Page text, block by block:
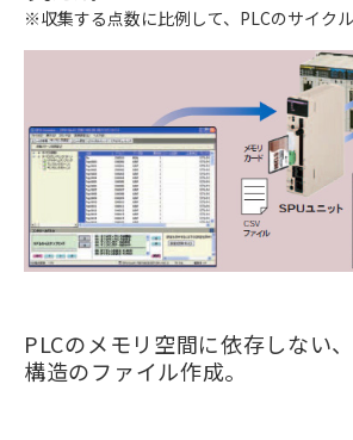
※収集する点数に比例して、PLCのサイクル
PLCのメモリ空間に依存しない
構造のファイル作成。